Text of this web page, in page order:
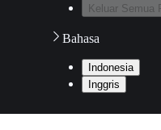
Keluar Semua
Bahasa
Indonesia
Inggris